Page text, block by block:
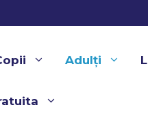
Adulți